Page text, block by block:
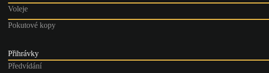
Voleje
Pokutové kopy
Přihrávky
Předvídání